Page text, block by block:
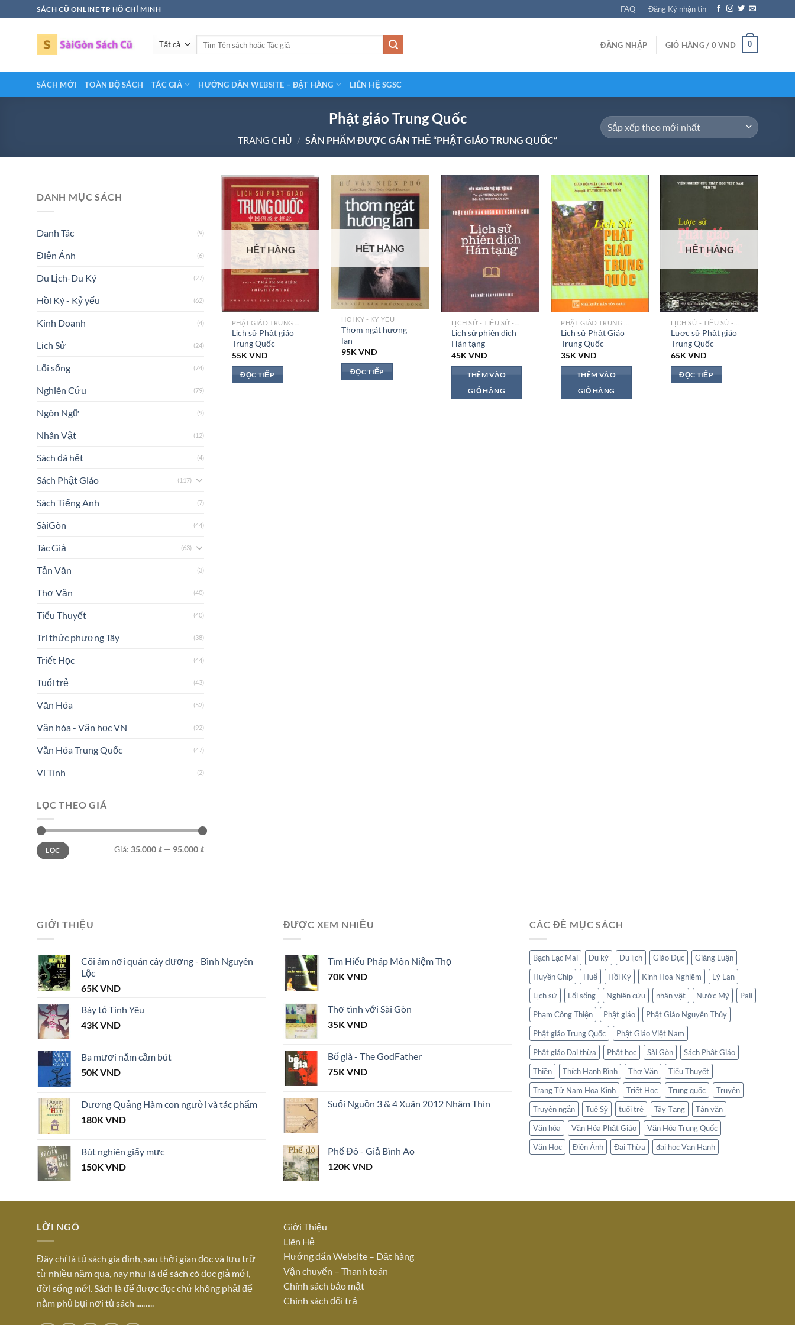
qua
SÁCH CŨ ONLINE TP HỒ CHÍ MINH FAQ Đăng Ký nhận tin
ĐĂNG NHẬP GIỎ HÀNG / 0VND 0
SÁCH MỚI TOÀN BỘ SÁCH TÁC GIẢ HƯỚNG DẨN WEBSITE – ĐẶT HÀNG LIÊN HỆ SGSC
Phật giáo Trung Quốc
TRANG CHỦ / SẢN PHẨM ĐƯỢC GẮN THẺ “PHẬT GIÁO TRUNG QUỐC”
DANH MỤC SÁCH
Danh Tác (9)
Điện Ảnh (6)
Du Lịch-Du Ký (27)
Hồi Ký - Kỷ yếu (62)
Kinh Doanh (4)
Lịch Sử (24)
Lối sống (74)
Nghiên Cứu (79)
Ngôn Ngữ (9)
Nhân Vật (12)
Sách đã hết (4)
Sách Phật Giáo (117)
Sách Tiếng Anh (7)
SàiGòn (44)
Tác Giả (63)
Tản Văn (3)
Thơ Văn (40)
Tiểu Thuyết (40)
Tri thức phương Tây (38)
Triết Học (44)
Tuổi trẻ (43)
Văn Hóa (52)
Văn hóa - Văn học VN (92)
Văn Hóa Trung Quốc (47)
Vi Tính (2)
LỌC THEO GIÁ
Giá
tối
thiểu
Giá
tối
đa
LỌC Giá: 35.000 ₫— 95.000 ₫
HẾT HÀNG
Lịch sử Phật giáo
Trung Quốc
55KVND
ĐỌC TIẾP
HẾT HÀNG
HỒI KÝ - KỶ YẾU
Thơm ngát hương
lan
95KVND
ĐỌC TIẾP
Lịch sử phiên dịch
Hán tạng
45KVND
THÊM VÀO
GIỎ HÀNG
Lịch sử Phật Giáo
Trung Quốc
35KVND
THÊM VÀO
GIỎ HÀNG
HẾT HÀNG
Lược sử Phật giáo
Trung Quốc
65KVND
ĐỌC TIẾP
GIỚI THIỆU
Cõi âm nơi quán cây dương - Bình Nguyên
Lộc
65KVND
Bày tỏ Tình Yêu
43KVND
Ba mươi năm cầm bút
50KVND
Dương Quảng Hàm con người và tác phẩm
180KVND
Bút nghiên giấy mực
150KVND
ĐƯỢC XEM NHIỀU
Tìm Hiểu Pháp Môn Niệm Thọ
70KVND
Thơ tình với Sài Gòn
35KVND
Bố già - The GodFather
75KVND
Suối Nguồn 3 & 4 Xuân 2012 Nhâm Thìn
Phế Đô - Giả Bình Ao
120KVND
CÁC ĐỀ MỤC SÁCH
Bạch Lạc Mai Du ký Du lịch Giáo Dục
Giảng Luận
Huyền Chíp
Huế Hồi Ký Kinh Hoa Nghiêm
Lý Lan
Lịch sử
Lối sống Nghiên cứu nhân vật Nước Mỹ
Pali
Phạm Công Thiện
Phật giáo
Phật Giáo Nguyên Thủy
Phật giáo Trung Quốc
Phật Giáo Việt Nam
Phật giáo Đại thừa
Phật học Sài Gòn
Sách Phật Giáo
Thiền
Thích Hạnh Bình Thơ Văn
Tiểu Thuyết
Trang Tử Nam Hoa Kinh
Triết Học Trung quốc
Truyện
Truyện ngắn
Tuệ Sỹ tuổi trẻ Tây Tạng
Tản văn
Văn hóa
Văn Hóa Phật Giáo
Văn Hóa Trung Quốc
Văn Học
Điện Ảnh Đại Thừa đại học Vạn Hạnh
LỜI NGÕ
Đây chỉ là tủ sách gia đình, sau thời gian đọc và lưu trữ
từ nhiều năm qua, nay như là để sách có đọc giả mới,
đời sống mới. Sách là để được đọc chứ không phải để
nằm phủ bụi nơi tủ sách ....…..
Giới Thiệu
Liên Hệ
Hướng dẩn Website – Dặt hàng
Vận chuyển – Thanh toán
Chính sách bảo mật
Chính sách đổi trả